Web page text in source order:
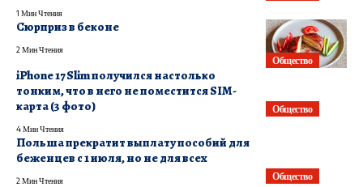
1 Мин Чтения
Общество
Сюрприз в беконе
2 Мин Чтения
Общество
iPhone 17 Slim получился настолько
тонким, что в него не поместится SIM-
карта (3 фото)
4 Мин Чтения
Общество
Польша прекратит выплату пособий для
беженцев с 1 июля, но не для всех
2 Мин Чтения